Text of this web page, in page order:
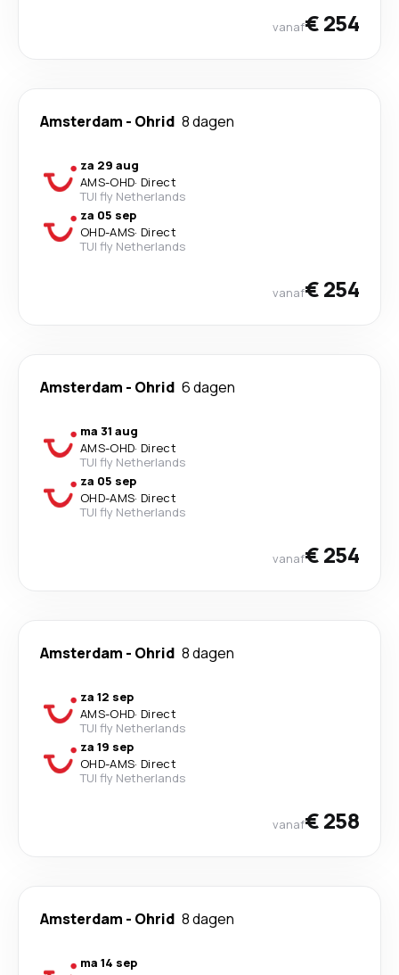
vanaf€ 254
Amsterdam - Ohrid 8 dagen
za 29 aug
AMS-OHD· Direct
TUI fly Netherlands
za 05 sep
OHD-AMS· Direct
TUI fly Netherlands
vanaf€ 254
Amsterdam - Ohrid 6 dagen
ma 31 aug
AMS-OHD· Direct
TUI fly Netherlands
za 05 sep
OHD-AMS· Direct
TUI fly Netherlands
vanaf€ 254
Amsterdam - Ohrid 8 dagen
za 12 sep
AMS-OHD· Direct
TUI fly Netherlands
za 19 sep
OHD-AMS· Direct
TUI fly Netherlands
vanaf€ 258
Amsterdam - Ohrid 8 dagen
ma 14 sep